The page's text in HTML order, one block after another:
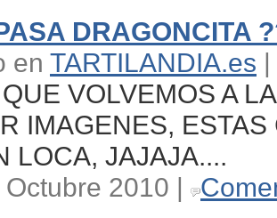
DRAGONCITA
en TARTILANDIA.es
VOLVEMOS A
IMAGENES,
LOCA, JAJAJA....
Octubre 2010 |